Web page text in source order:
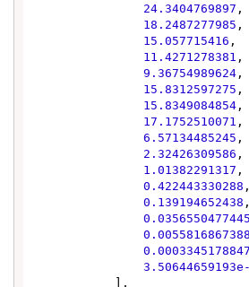
24.3404769897 ,
18.2487277985 ,
15.057715416 ,
11.4271278381 ,
9.36754989624 ,
15.8312597275 ,
15.8349084854 ,
17.1752510071 ,
6.57134485245 ,
2.32426309586 ,
1.01382291317 ,
0.422443330288 ,
0.139194652438 ,
0.0356550477445